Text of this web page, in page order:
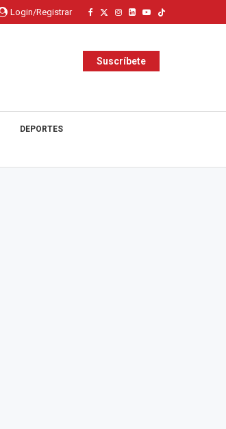
Login/Registrar
Suscríbete
DEPORTES